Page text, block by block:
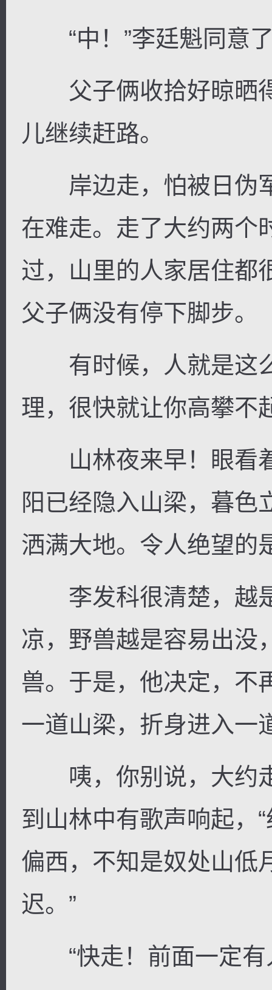
“中！”李廷魁同意
父子俩收拾好晾晒
儿继续赶路。
岸边走，怕被日伪
在难走。走了大约两个
过，山里的人家居住都
父子俩没有停下脚步。
有时候，人就是这
理，很快就让你高攀不
山林夜来早！眼看
阳已经隐入山梁，暮色
洒满大地。令人绝望的
李发科很清楚，越
凉，野兽越是容易出没
兽。于是，他决定，不
一道山梁，折身进入一
咦，你别说，大约
到山林中有歌声响起，
偏西，不知是奴处山低
迟。”
“快走！前面一定有